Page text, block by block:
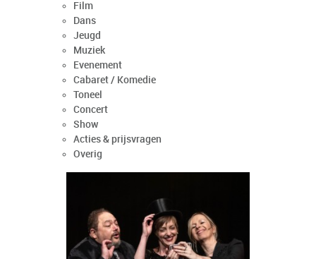
Film
Dans
Jeugd
Muziek
Evenement
Cabaret / Komedie
Toneel
Concert
Show
Acties & prijsvragen
Overig